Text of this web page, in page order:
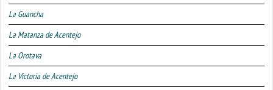
La Guancha
La Matanza de Acentejo
La Orotava
La Victoria de Acentejo